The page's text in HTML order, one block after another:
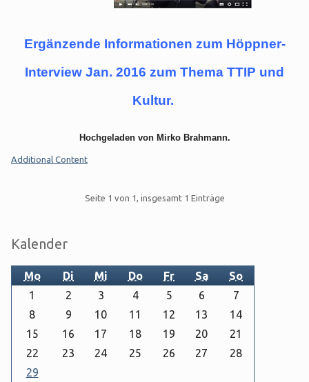
Ergänzende Informationen zum Höppner-
Interview Jan. 2016 zum Thema TTIP und
Kultur.
Hochgeladen von Mirko Brahmann.
Kategorien:
Additional Content
Seite 1 von 1, insgesamt 1 Einträge
Seitenleiste
Kalender
Mo Di Mi Do Fr Sa So
1 2 3 4 5 6
7
8
9 10 11 12 13
14
15
16 17 18 19 20
21
22
23 24 25 26 27
28
29